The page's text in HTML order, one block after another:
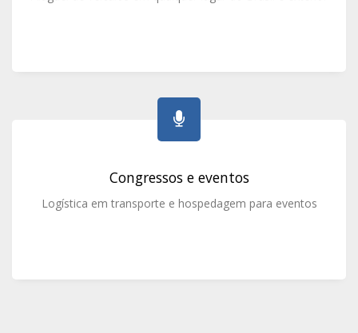
Congressos e eventos
Logística em transporte e hospedagem para eventos